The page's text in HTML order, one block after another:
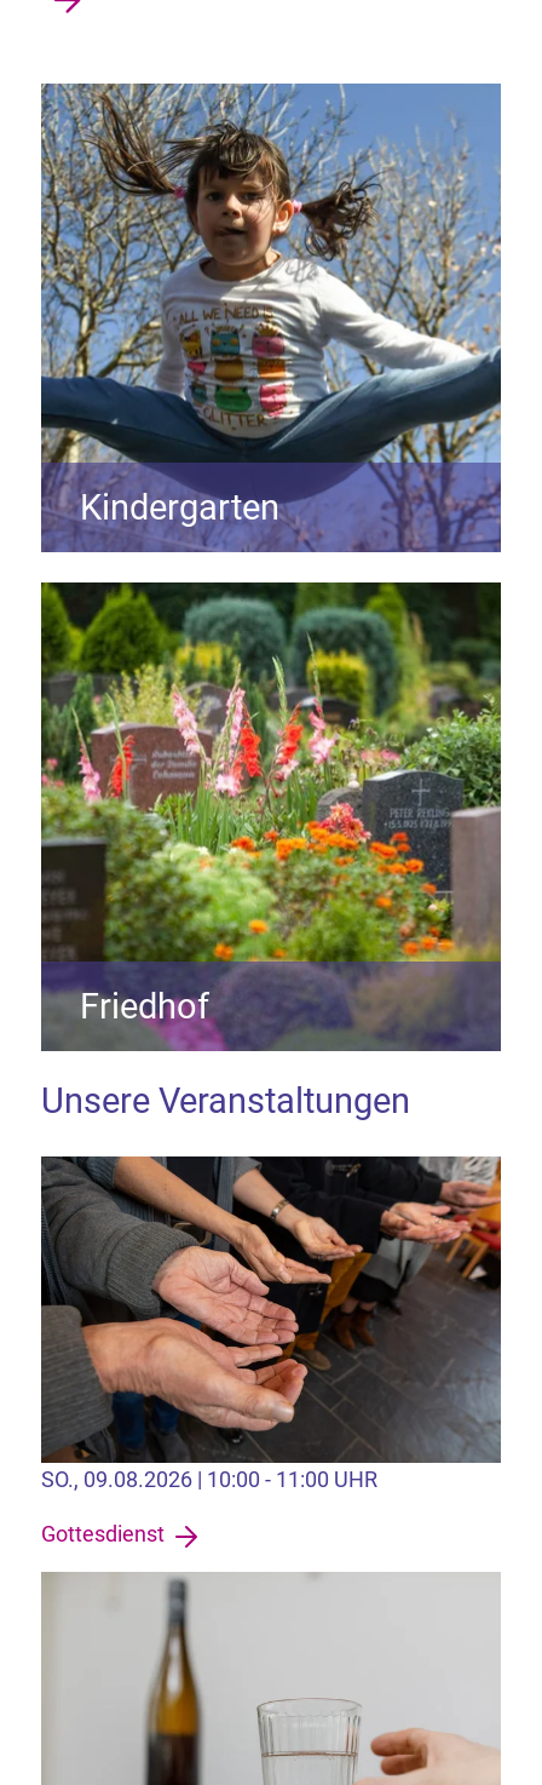
Kindergarten
Friedhof
Unsere Veranstaltungen
SO., 09.08.2026 | 10:00 - 11:00 UHR
Gottesdienst